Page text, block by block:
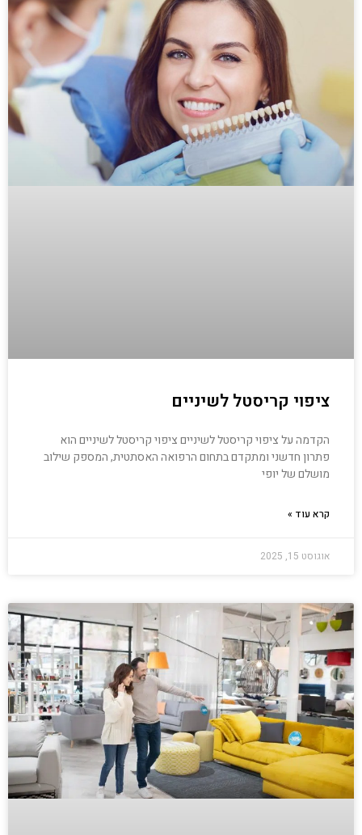
ציפוי קריסטל לשיניים
הקדמה על ציפוי קריסטל לשיניים ציפוי קריסטל לשיניים הוא
פתרון חדשני ומתקדם בתחום הרפואה האסתטית, המספק שילוב
מושלם של יופי
קרא עוד »
אוגוסט 15, 2025